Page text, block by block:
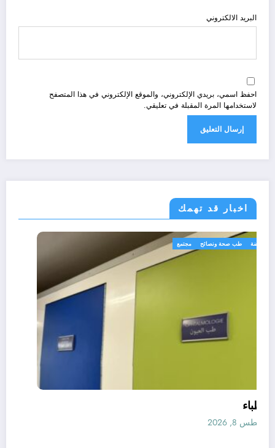
البريد الالكتروني
احفظ اسمي، بريدي الإلكتروني، والموقع الإلكتروني في هذا المتصفح
لاستخدامها المرة المقبلة في تعليقي.
اخبار قد تهمك
رياضة طب صحة ونصائح مجتمع
الأطباء
أغسطس 8, 2026